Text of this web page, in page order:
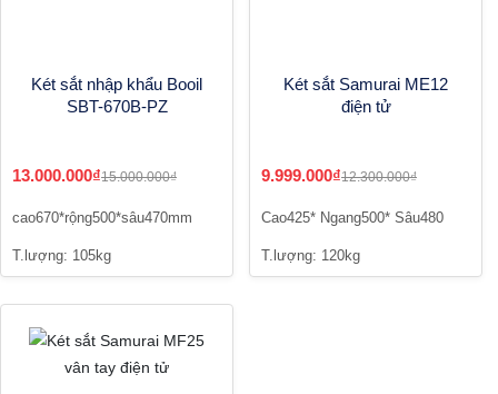
Két sắt nhập khẩu Booil
SBT-670B-PZ
13.000.000₫15.000.000₫
cao670*rộng500*sâu470mm
T.lượng: 105kg
Két sắt Samurai ME12
điện tử
9.999.000₫12.300.000₫
Cao425* Ngang500* Sâu480
T.lượng: 120kg